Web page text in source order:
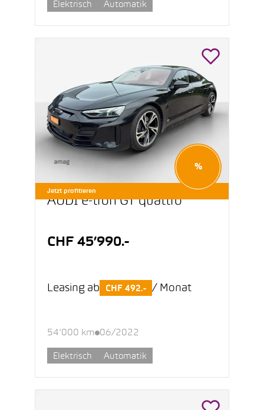
Elektrisch Automatik
Jetzt profitieren
%
AUDI e-tron GT quattro
CHF 45’990.-
Leasing ab CHF 492.- / Monat
54’000 km 06/2022
Elektrisch Automatik